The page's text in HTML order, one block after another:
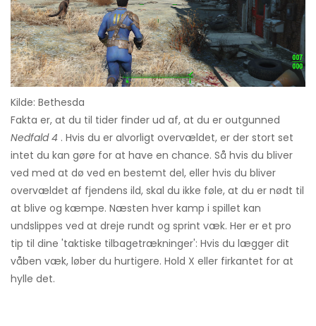
Kilde: Bethesda
Fakta er, at du til tider finder ud af, at du er outgunned
Nedfald 4 . Hvis du er alvorligt overvældet, er der stort set
intet du kan gøre for at have en chance. Så hvis du bliver
ved med at dø ved en bestemt del, eller hvis du bliver
overvældet af fjendens ild, skal du ikke føle, at du er nødt til
at blive og kæmpe. Næsten hver kamp i spillet kan
undslippes ved at dreje rundt og sprint væk. Her er et pro
tip til dine 'taktiske tilbagetrækninger': Hvis du lægger dit
våben væk, løber du hurtigere. Hold X eller firkantet for at
hylle det.